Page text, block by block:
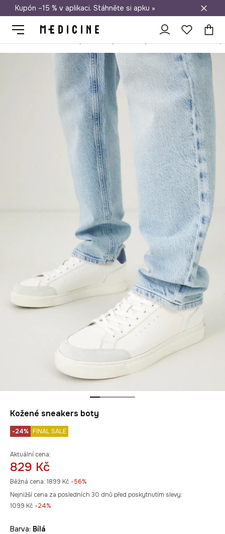
Doprava zdarma při nákupu nad 1 200 Kč
Kupón –15 % v aplikaci. Stáhněte si apku »
Kožené sneakers boty
-24% FINAL SALE
Aktuální cena:
829 Kč
Běžná cena: 1899 Kč -56%
Nejnižší cena za posledních 30 dnů před poskytnutím slevy:
1099 Kč -24%
Barva: bílá